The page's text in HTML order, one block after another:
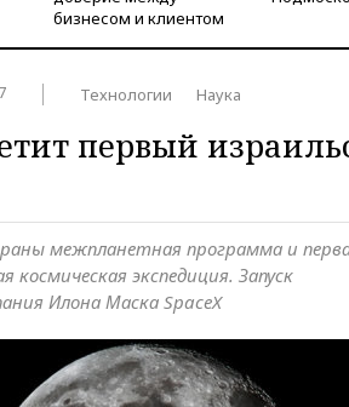
бизнесом и клиентом
Технологии Наука
первый
межпланетная программа и
экспедиция. Запуск
Илона Маска SpaceX